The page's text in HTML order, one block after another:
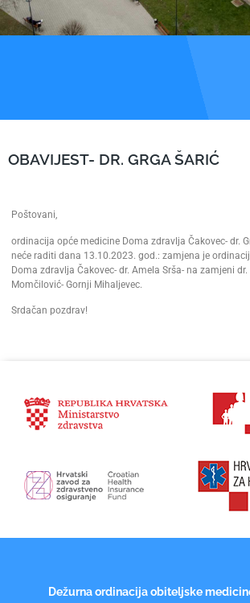
OBAVIJEST- DR. GRGA ŠARIĆ
Poštovani,
ordinacija opće medicine Doma zdravlja Čakovec- dr.
neće raditi dana 13.10.2023. god.: zamjena je
Doma zdravlja Čakovec- dr. Amela Srša- na zamjeni
Momčilović- Gornji Mihaljevec.
Srdačan pozdrav!
Dežurna ordinacija obiteljske